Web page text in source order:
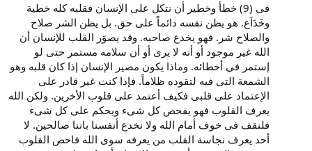
فى (9) خطأ وخطير أن نتكل على الإنسان فقلبه كله خطية
وخَدَاَع. هو يظن نفسه دائماً على حق. بل يظن الشر صلاح
والصلاح شر. فهو يخدع صاحبه. وقد يصوَر القلب للإنسان أن
الله غير موجود أو أنه لا يرى أو أن سلامه مستمر حتى لو
إستمر فى أخطائه. وماذا يكون مصير الإنسان إذا كان قلبه وهو
الشمعة التى فيه لتقوده ظلاماً. فإذا كنت غير قادر على
الإعتماد على قلبى فكيف أعتمد على قلوب الأخرين. ولكن الله
يعرف القلوب فهو يفحص كل شىء ويحكم على كل شىء
فلنقف فى خوف أمام الله ولا نخدع أنفسنا باننا صالحين. لا
أحد يعرف نجاسة القلب من يعرفه سوى الله فاحص القلوب